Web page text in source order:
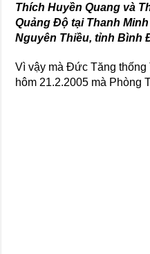
Thích Huyền Quang và
Quảng Ðộ tại Thanh
Nguyên Thiều, tỉnh Bình
Vì vậy mà Ðức Tăng
hôm 21.2.2005 mà Phòng